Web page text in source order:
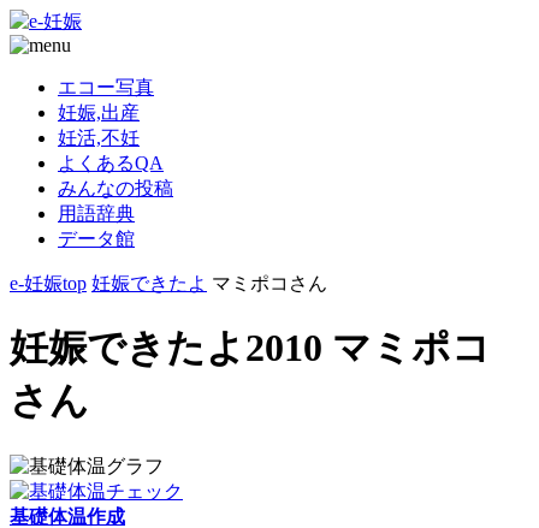
エコー写真
妊娠,出産
妊活,不妊
よくあるQA
みんなの投稿
用語辞典
データ館
e-妊娠top 妊娠できたよ マミポコさん
妊娠できたよ2010 マミポコ
さん
基礎体温作成